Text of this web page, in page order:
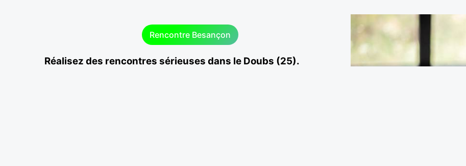
Rencontre Besançon
Réalisez des rencontres sérieuses dans le Doubs (25).